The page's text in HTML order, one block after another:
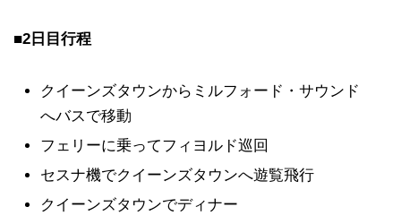
■2日目行程
クイーンズタウンからミルフォード・サウンド
へバスで移動
フェリーに乗ってフィヨルド巡回
セスナ機でクイーンズタウンへ遊覧飛行
クイーンズタウンでディナー